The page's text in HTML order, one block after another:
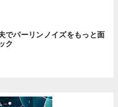
でパーリンノイズをもっと面
ク